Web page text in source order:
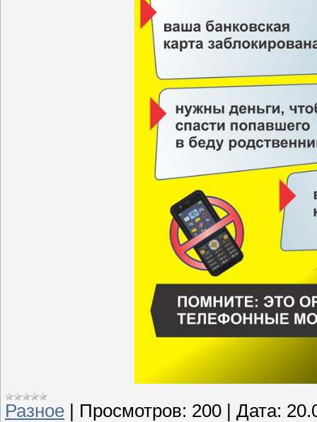
Разное Просмотров: 200 Дата: